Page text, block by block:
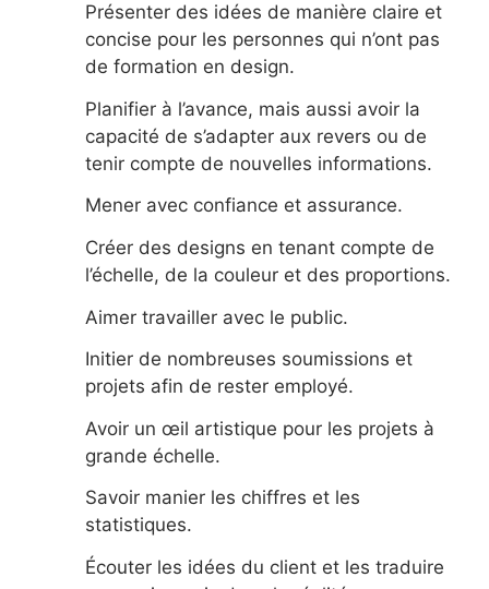
Présenter des idées de manière claire et
concise pour les personnes qui n’ont pas
de formation en design.
Planifier à l’avance, mais aussi avoir la
capacité de s’adapter aux revers ou de
tenir compte de nouvelles informations.
Mener avec confiance et assurance.
Créer des designs en tenant compte de
l’échelle, de la couleur et des proportions.
Aimer travailler avec le public.
Initier de nombreuses soumissions et
projets afin de rester employé.
Avoir un œil artistique pour les projets à
grande échelle.
Savoir manier les chiffres et les
statistiques.
Écouter les idées du client et les traduire